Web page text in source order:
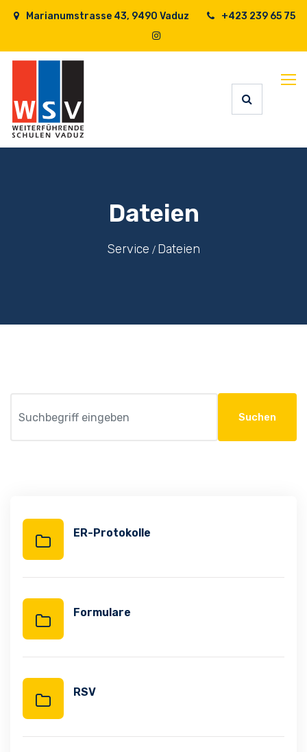
Marianumstrasse 43, 9490 Vaduz +423 239 65 75
Dateien
Service Dateien
Suchen
ER-Protokolle
Formulare
RSV